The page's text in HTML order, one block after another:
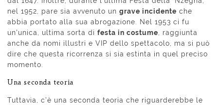
nel 1952, pare sia avvenuto un grave incidente che
abbia portato alla sua abrogazione. Nel 1953 ci fu
un’unica, ultima sorta di festa in costume, raggiunta
anche da nomi illustri e VIP dello spettacolo, ma si può
dire che questa ricorrenza si sia estinta in quel preciso
momento.
Una seconda teoria
Tuttavia, c’è una seconda teoria che riguarderebbe le